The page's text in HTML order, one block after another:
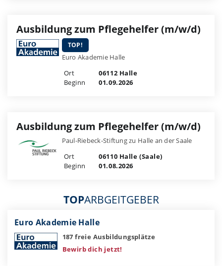
Ausbildung zum Pflegehelfer (m/w/d)
TOP!
Euro Akademie Halle
Ort
06112 Halle
Beginn
01.09.2026
Ausbildung zum Pflegehelfer (m/w/d)
Paul-Riebeck-Stiftung zu Halle an der Saale
Ort
06110 Halle (Saale)
Beginn
01.08.2026
TOPARBGEITGEBER
Euro Akademie Halle
187 freie Ausbildungsplätze
Bewirb dich jetzt!